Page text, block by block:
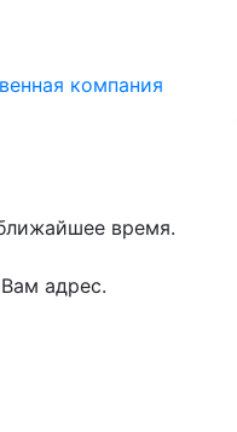
компания
время.
адрес.